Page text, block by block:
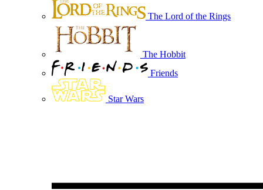
The Lord of the Rings
The Hobbit
Friends
Star Wars